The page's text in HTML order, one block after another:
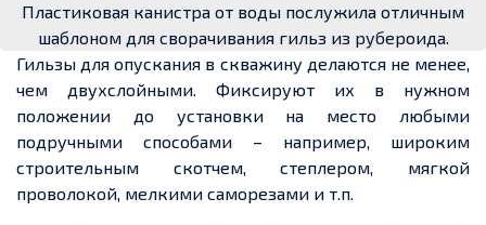
Пластиковая канистра от воды послужила отличным
шаблоном для сворачивания гильз из рубероида.
Гильзы для опускания в скважину делаются не менее,
чем двухслойными. Фиксируют их в нужном
положении до установки на место любыми
подручными способами – например, широким
строительным скотчем, степлером, мягкой
проволокой, мелкими саморезами и т.п.